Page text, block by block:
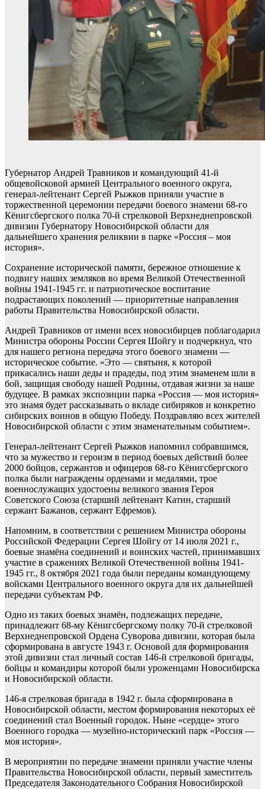
Губернатор Андрей Травников и командующий 41-й
общевойсковой армией Центрального военного округа,
генерал-лейтенант Сергей Рыжков приняли участие в
торжественной церемонии передачи боевого знамени 68-го
Кёнигсбергского полка 70-й стрелковой Верхнеднепровской
дивизии Губернатору Новосибирской области для
дальнейшего хранения реликвии в парке «Россия – моя
история».
Сохранение исторической памяти, бережное отношение к
подвигу наших земляков во время Великой Отечественной
войны 1941-1945 гг. и патриотическое воспитание
подрастающих поколений — приоритетные направления
работы Правительства Новосибирской области.
Андрей Травников от имени всех новосибирцев поблагодарил
Министра обороны России Сергея Шойгу и подчеркнул, что
для нашего региона передача этого боевого знамени —
историческое событие. «Это — святыня, к которой
прикасались наши деды и прадеды, под этим знаменем шли в
бой, защищая свободу нашей Родины, отдавая жизни за наше
будущее. В рамках экспозиции парка «Россия — моя история»
это знамя будет рассказывать о вкладе сибиряков и конкретно
сибирских воинов в общую Победу. Поздравляю всех жителей
Новосибирской области с этим знаменательным событием».
Генерал-лейтенант Сергей Рыжков напомнил собравшимся,
что за мужество и героизм в период боевых действий более
2000 бойцов, сержантов и офицеров 68-го Кёнигсбергского
полка были награждены орденами и медалями, трое
военнослужащих удостоены великого звания Героя
Советского Союза (старший лейтенант Катин, старший
сержант Бажанов, сержант Ефремов).
Напомним, в соответствии с решением Министра обороны
Российской Федерации Сергея Шойгу от 14 июля 2021 г.,
боевые знамёна соединений и воинских частей, принимавших
участие в сражениях Великой Отечественной войны 1941-
1945 гг., 8 октября 2021 года были переданы командующему
войсками Центрального военного округа для их дальнейшей
передачи субъектам РФ.
Одно из таких боевых знамён, подлежащих передаче,
принадлежит 68-му Кёнигсбергскому полку 70-й стрелковой
Верхнеднепровской Ордена Суворова дивизии, которая была
сформирована в августе 1943 г. Основой для формирования
этой дивизии стал личный состав 146-й стрелковой бригады,
бойцы и командиры которой были уроженцами Новосибирска
и Новосибирской области.
146-я стрелковая бригада в 1942 г. была сформирована в
Новосибирской области, местом формирования некоторых её
соединений стал Военный городок. Ныне «сердце» этого
Военного городка — музейно-исторический парк «Россия —
моя история».
В мероприятии по передаче знамени приняли участие члены
Правительства Новосибирской области, первый заместитель
Председателя Законодательного Собрания Новосибирской